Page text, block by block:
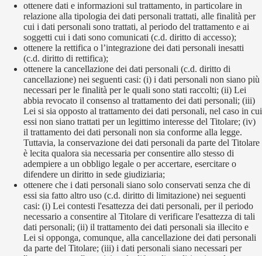
ottenere dati e informazioni sul trattamento, in particolare in
relazione alla tipologia dei dati personali trattati, alle finalità per
cui i dati personali sono trattati, al periodo del trattamento e ai
soggetti cui i dati sono comunicati (c.d. diritto di accesso);
ottenere la rettifica o l’integrazione dei dati personali inesatti
(c.d. diritto di rettifica);
ottenere la cancellazione dei dati personali (c.d. diritto di
cancellazione) nei seguenti casi: (i) i dati personali non siano più
necessari per le finalità per le quali sono stati raccolti; (ii) Lei
abbia revocato il consenso al trattamento dei dati personali; (iii)
Lei si sia opposto al trattamento dei dati personali, nel caso in cui
essi non siano trattati per un legittimo interesse del Titolare; (iv)
il trattamento dei dati personali non sia conforme alla legge.
Tuttavia, la conservazione dei dati personali da parte del Titolare
è lecita qualora sia necessaria per consentire allo stesso di
adempiere a un obbligo legale o per accertare, esercitare o
difendere un diritto in sede giudiziaria;
ottenere che i dati personali siano solo conservati senza che di
essi sia fatto altro uso (c.d. diritto di limitazione) nei seguenti
casi: (i) Lei contesti l'esattezza dei dati personali, per il periodo
necessario a consentire al Titolare di verificare l'esattezza di tali
dati personali; (ii) il trattamento dei dati personali sia illecito e
Lei si opponga, comunque, alla cancellazione dei dati personali
da parte del Titolare; (iii) i dati personali siano necessari per